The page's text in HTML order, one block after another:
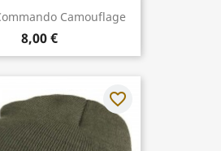
Camouflage
8,00 €
favorite_border